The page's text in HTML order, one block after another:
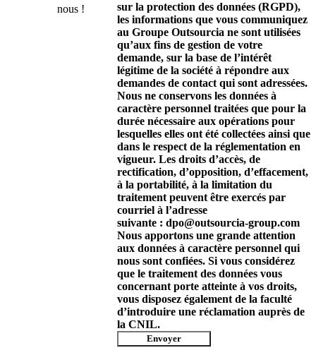
nous !
sur la protection des données (RGPD),
les informations que vous communiquez
au Groupe Outsourcia ne sont utilisées
qu’aux fins de gestion de votre
demande, sur la base de l’intérêt
légitime de la société à répondre aux
demandes de contact qui sont adressées.
Nous ne conservons les données à
caractère personnel traitées que pour la
durée nécessaire aux opérations pour
lesquelles elles ont été collectées ainsi que
dans le respect de la réglementation en
vigueur. Les droits d’accès, de
rectification, d’opposition, d’effacement,
à la portabilité, à la limitation du
traitement peuvent être exercés par
courriel à l’adresse
suivante : dpo@outsourcia-group.com
Nous apportons une grande attention
aux données à caractère personnel qui
nous sont confiées. Si vous considérez
que le traitement des données vous
concernant porte atteinte à vos droits,
vous disposez également de la faculté
d’introduire une réclamation auprès de
la CNIL.
Envoyer